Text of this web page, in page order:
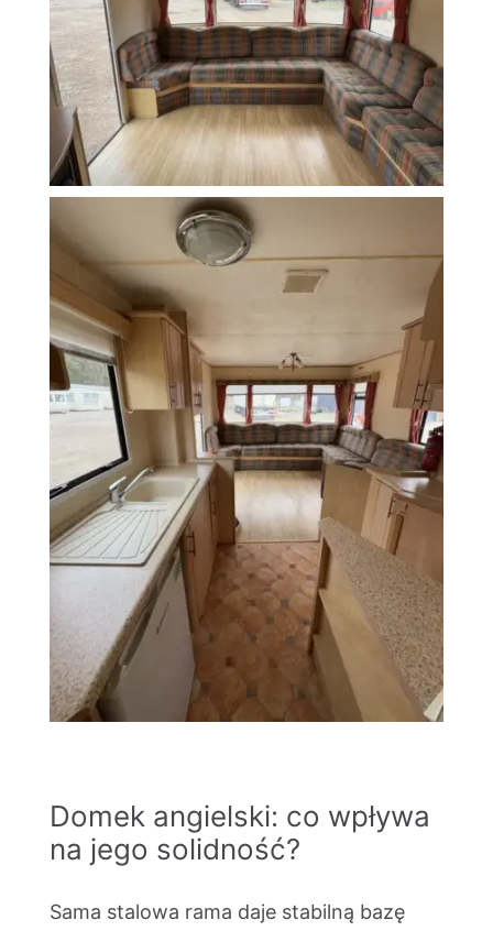
Domek angielski: co wpływa
na jego solidność?
Sama stalowa rama daje stabilną bazę